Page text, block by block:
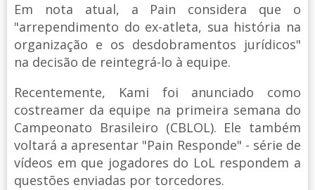
Em nota atual, a Pain considera que o
"arrependimento do ex-atleta, sua história na
organização e os desdobramentos jurídicos"
na decisão de reintegrá-lo à equipe.
Recentemente, Kami foi anunciado como
costreamer da equipe na primeira semana do
Campeonato Brasileiro (CBLOL). Ele também
voltará a apresentar "Pain Responde" - série de
vídeos em que jogadores do LoL respondem a
questões enviadas por torcedores.